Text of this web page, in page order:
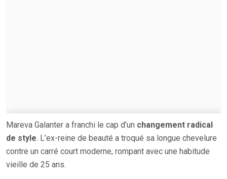
Mareva Galanter a franchi le cap d’un changement radical
de style. L’ex-reine de beauté a troqué sa longue chevelure
contre un carré court moderne, rompant avec une habitude
vieille de 25 ans.